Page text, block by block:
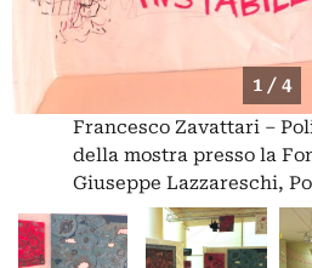
1 / 4
Francesco Zavattari –
della mostra presso la
Giuseppe Lazzareschi,